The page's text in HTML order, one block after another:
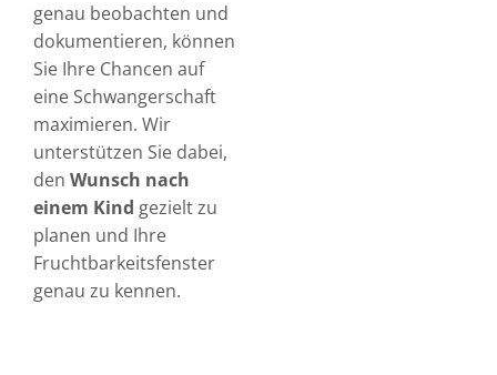
genau beobachten und
dokumentieren, können
Sie Ihre Chancen auf
eine Schwangerschaft
maximieren. Wir
unterstützen Sie dabei,
den Wunsch nach
einem Kind gezielt zu
planen und Ihre
Fruchtbarkeitsfenster
genau zu kennen.